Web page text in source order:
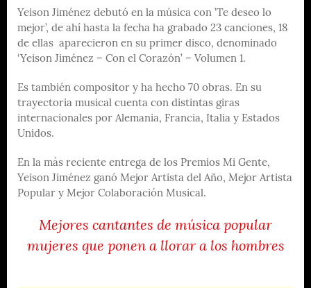
Yeison Jiménez debutó en la música con ’Te deseo lo
mejor’, de ahí hasta la fecha ha grabado 23 canciones, 18
de ellas aparecieron en su primer disco, denominado
‘Yeison Jiménez – Con el Corazón’ – Volumen 1.
Es también compositor y ha hecho 70 obras. En su
trayectoria musical cuenta con distintas giras
internacionales por Alemania, Francia, Italia y Estados
Unidos.
En la más reciente entrega de los Premios Mi Gente,
Yeison Jiménez ganó Mejor Artista del Año, Mejor Artista
Popular y Mejor Colaboración Musical.
Mejores cantantes de música popular
mujeres que ponen a llorar a los hombres